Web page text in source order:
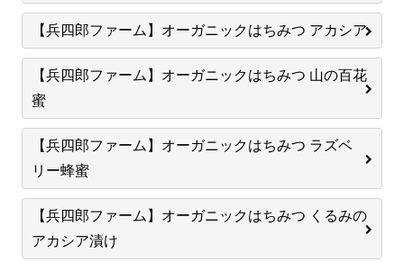
【兵四郎ファーム】オーガニックはちみつ アカシア
【兵四郎ファーム】オーガニックはちみつ 山の百花
蜜
【兵四郎ファーム】オーガニックはちみつ ラズベ
リー蜂蜜
【兵四郎ファーム】オーガニックはちみつ くるみの
アカシア漬け